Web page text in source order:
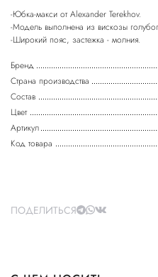
-Юбка-макси от Alexander Terekhov.
-Модель выполнена из вискозы
Бренд
Страна производства
Состав
Цвет
Артикул
Код товара
ПОДЕЛИТЬСЯ